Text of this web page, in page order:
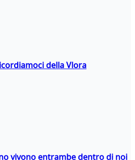
della Vlora
vivono entrambe dentro di noi